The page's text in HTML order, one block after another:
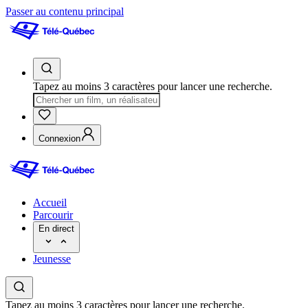
Passer au contenu principal
Tapez au moins 3 caractères pour lancer une recherche.
Connexion
Accueil
Parcourir
En direct
Jeunesse
Tapez au moins 3 caractères pour lancer une recherche.